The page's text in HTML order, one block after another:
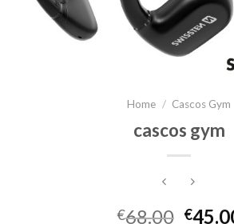
Home / Cascos Gym
cascos gym
€68.00 €